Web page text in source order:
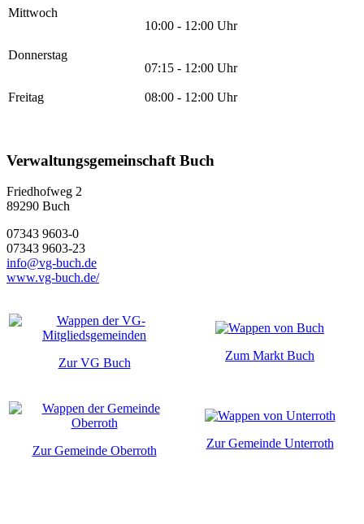
Mittwoch
10:00 - 12:00 Uhr
Donnerstag
07:15 - 12:00 Uhr
Freitag 08:00 - 12:00 Uhr
Verwaltungsgemeinschaft Buch
Friedhofweg 2
89290 Buch
07343 9603-0
07343 9603-23
info@vg-buch.de
www.vg-buch.de/
Zur VG Buch
Zum Markt Buch
Zur Gemeinde Oberroth
Zur Gemeinde Unterroth